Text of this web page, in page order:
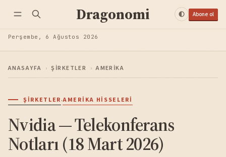
Dragonomi Abone ol
Perşembe, 6 Ağustos 2026
ANASAYFA › ŞIRKETLER › AMERIKA
ŞIRKETLER·AMERIKA HISSELERI
Nvidia — Telekonferans
Notları (18 Mart 2026)